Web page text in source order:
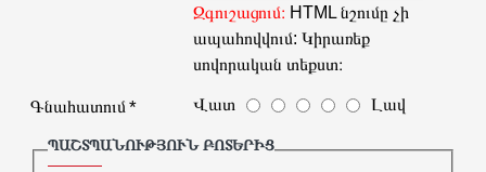
Զգուշացում։ HTML նշումը չի
ապահովվում: Կիրառեք
սովորական տեքստ։
Գնահատում Վատ Լավ
ՊԱՇՏՊԱՆՈՒԹՅՈՒՆ ԲՈՏԵՐԻՑ